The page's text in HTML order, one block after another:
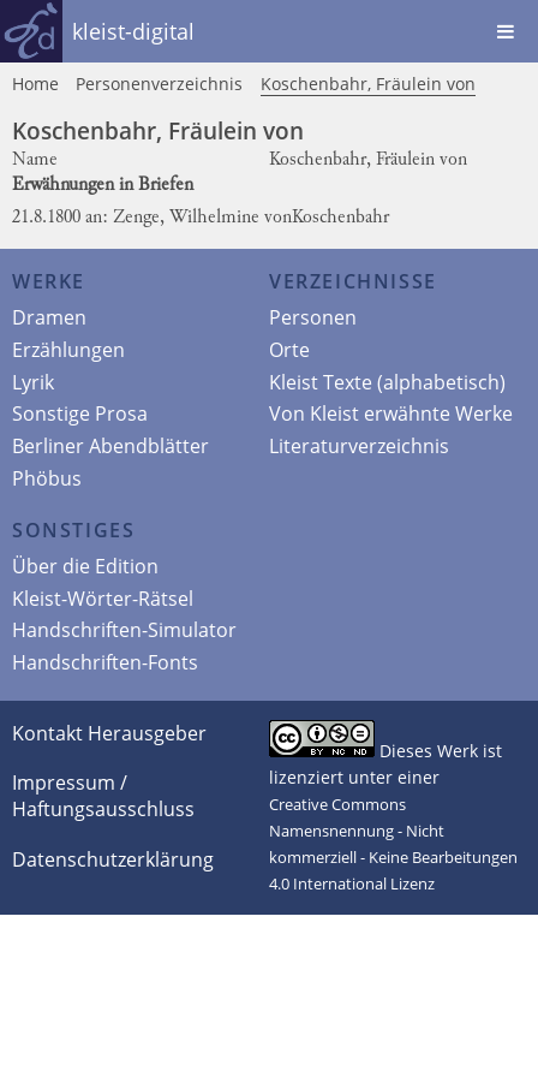
kleist-digital
Home Personenverzeichnis Koschenbahr, Fräulein von
Koschenbahr, Fräulein von
Name
Koschenbahr, Fräulein von
Erwähnungen in Briefen
21.8.1800 an: Zenge, Wilhelmine vonKoschenbahr
WERKE
Dramen
Erzählungen
Lyrik
Sonstige Prosa
Berliner Abendblätter
Phöbus
VERZEICHNISSE
Personen
Orte
Kleist Texte (alphabetisch)
Von Kleist erwähnte Werke
Literaturverzeichnis
SONSTIGES
Über die Edition
Kleist-Wörter-Rätsel
Handschriften-Simulator
Handschriften-Fonts
Kontakt Herausgeber
Impressum /
Haftungsausschluss
Datenschutzerklärung
Dieses Werk ist
lizenziert unter einer
Creative Commons
Namensnennung - Nicht
kommerziell - Keine Bearbeitungen
4.0 International Lizenz